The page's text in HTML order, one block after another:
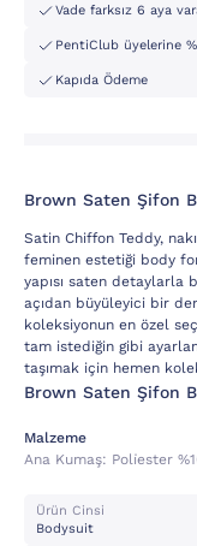
Vade farksız 6 aya
PentiClub üyelerine
Kapıda Ödeme
Brown Saten Şifon
Satin Chiffon Teddy,
feminen estetiği body
yapısı saten detaylarla
açıdan büyüleyici bir
koleksiyonun en özel
tam istediğin gibi
taşımak için hemen
Brown Saten Şifon
Malzeme
Ana Kumaş: Poli̇ester
Ürün Cinsi
Bodysuit